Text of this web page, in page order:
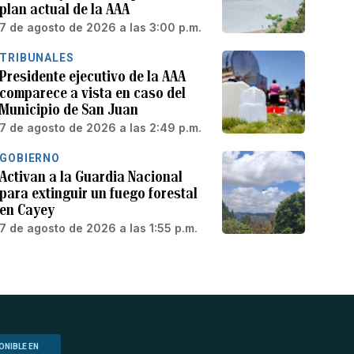
plan actual de la AAA
7 de agosto de 2026 a las 3:00 p.m.
TRIBUNALES
Presidente ejecutivo de la AAA
comparece a vista en caso del
Municipio de San Juan
7 de agosto de 2026 a las 2:49 p.m.
GOBIERNO
Activan a la Guardia Nacional
para extinguir un fuego forestal
en Cayey
7 de agosto de 2026 a las 1:55 p.m.
EN